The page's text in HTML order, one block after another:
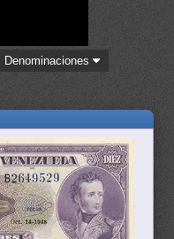
Denominaciones